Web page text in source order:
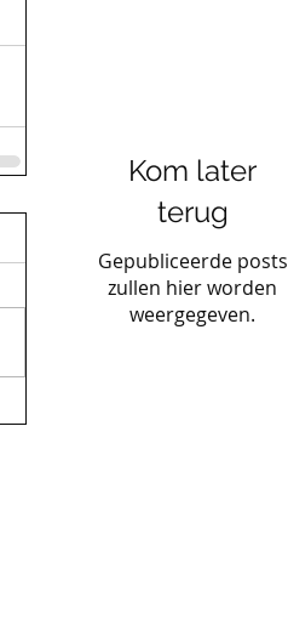
Kom later
terug
Gepubliceerde posts
zullen hier worden
weergegeven.